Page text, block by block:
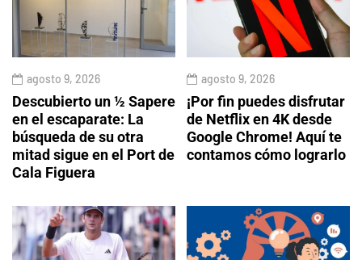
agosto 9, 2026
Descubierto un ½ Sapere
en el escaparate: La
búsqueda de su otra
mitad sigue en el Port de
Cala Figuera
agosto 9, 2026
¡Por fin puedes disfrutar
de Netflix en 4K desde
Google Chrome! Aquí te
contamos cómo lograrlo